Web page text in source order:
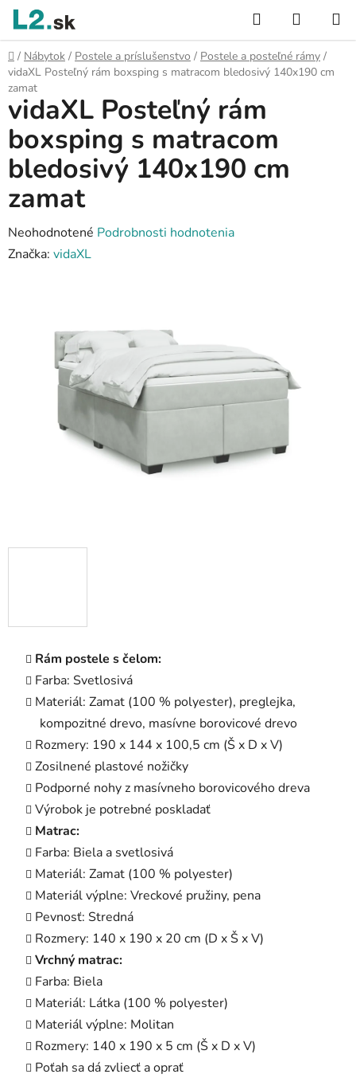
Prejsť
obsah
Hľadať
KOŠÍK
Domov
/ Nábytok / Postele a príslušenstvo / Postele a posteľné rámy /
vidaXL Posteľný rám boxsping s matracom bledosivý 140x190 cm
zamat
Rám postele s čelom:
Farba: Svetlosivá
Materiál: Zamat (100 % polyester), preglejka,
kompozitné drevo, masívne borovicové drevo
Rozmery: 190 x 144 x 100,5 cm (Š x D x V)
Zosilnené plastové nožičky
Podporné nohy z masívneho borovicového dreva
Výrobok je potrebné poskladať
Matrac:
Farba: Biela a svetlosivá
Materiál: Zamat (100 % polyester)
Materiál výplne: Vreckové pružiny, pena
Pevnosť: Stredná
Rozmery: 140 x 190 x 20 cm (D x Š x V)
Vrchný matrac:
Farba: Biela
Materiál: Látka (100 % polyester)
Materiál výplne: Molitan
Rozmery: 140 x 190 x 5 cm (Š x D x V)
Poťah sa dá zvliecť a oprať
vidaXL Posteľný rám
boxsping s matracom
bledosivý 140x190 cm
zamat
Priemerné
hodnotenie
hviezdičiek.
Neohodnotené Podrobnosti hodnotenia
Značka: vidaXL